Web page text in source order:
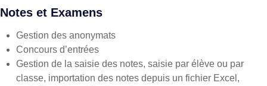
Notes et Examens
Gestion des anonymats
Concours d’entrées
Gestion de la saisie des notes, saisie par élève ou par
classe, importation des notes depuis un fichier Excel,